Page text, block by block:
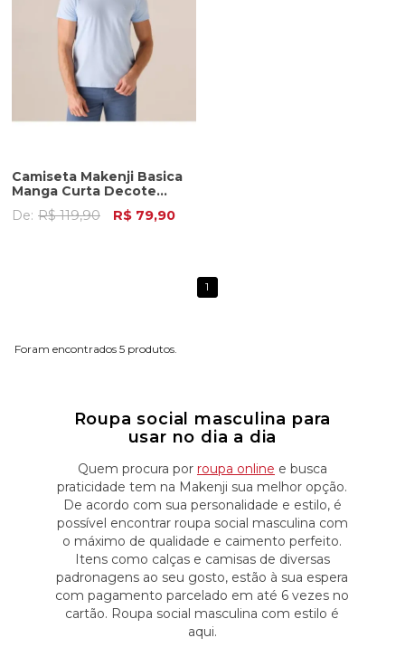
Camiseta Makenji Basica
Manga Curta Decote
Careca Masculina Azul
Claro
De: R$ 119,90 R$ 79,90
1
5
Roupa social masculina para
usar no dia a dia
Quem procura por roupa online e busca
praticidade tem na Makenji sua melhor opção.
De acordo com sua personalidade e estilo, é
possível encontrar roupa social masculina com
o máximo de qualidade e caimento perfeito.
Itens como calças e camisas de diversas
padronagens ao seu gosto, estão à sua espera
com pagamento parcelado em até 6 vezes no
cartão. Roupa social masculina com estilo é
aqui.